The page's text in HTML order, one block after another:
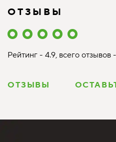
ОТЗЫВЫ
Рейтинг - 4.9, всего отзывов
ОТЗЫВЫ